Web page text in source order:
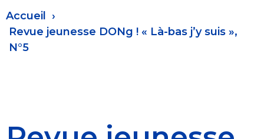
Fil
d'Ariane
Accueil
Revue jeunesse DONg ! « Là-bas j’y suis »,
N°5